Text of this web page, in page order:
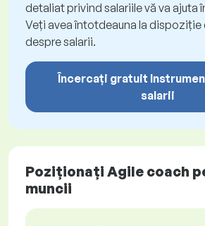
detaliat privind salariile vă va ajuta
Veți avea întotdeauna la dispoziție
despre salarii.
Încercați gratuit
salarii
Poziționați Agile coach
muncii